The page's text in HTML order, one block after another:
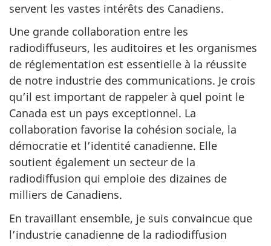
servent les vastes intérêts des Canadiens.
Une grande collaboration entre les
radiodiffuseurs, les auditoires et les organismes
de réglementation est essentielle à la réussite
de notre industrie des communications. Je crois
qu’il est important de rappeler à quel point le
Canada est un pays exceptionnel. La
collaboration favorise la cohésion sociale, la
démocratie et l’identité canadienne. Elle
soutient également un secteur de la
radiodiffusion qui emploie des dizaines de
milliers de Canadiens.
En travaillant ensemble, je suis convaincue que
l’industrie canadienne de la radiodiffusion